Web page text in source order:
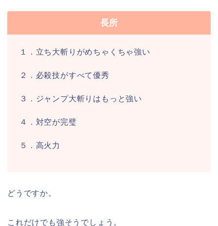
長所
１．立ち大斬りがめちゃくちゃ強い
２．必殺技がすべて優秀
３．ジャンプ大斬りはもっと強い
４．対空が完璧
５．高火力
どうですか。
これだけでも強そうでしょう。